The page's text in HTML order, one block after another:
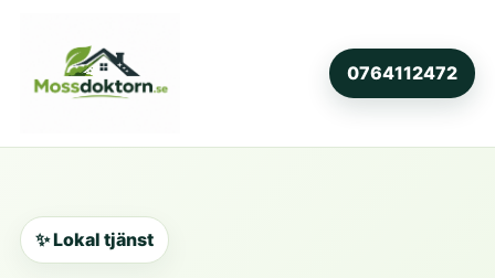
0764112472
✨ Lokal tjänst